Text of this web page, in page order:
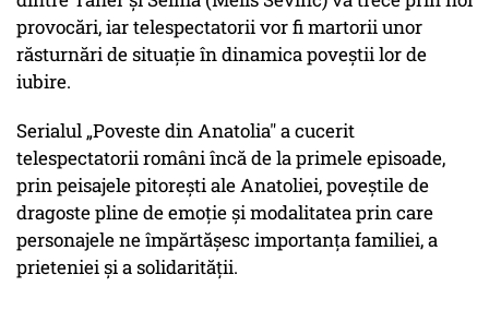
provocări, iar telespectatorii vor fi martorii unor
răsturnări de situație în dinamica poveștii lor de
iubire.
Serialul „Poveste din Anatolia" a cucerit
telespectatorii români încă de la primele episoade,
prin peisajele pitorești ale Anatoliei, poveștile de
dragoste pline de emoție și modalitatea prin care
personajele ne împărtășesc importanța familiei, a
prieteniei și a solidarității.